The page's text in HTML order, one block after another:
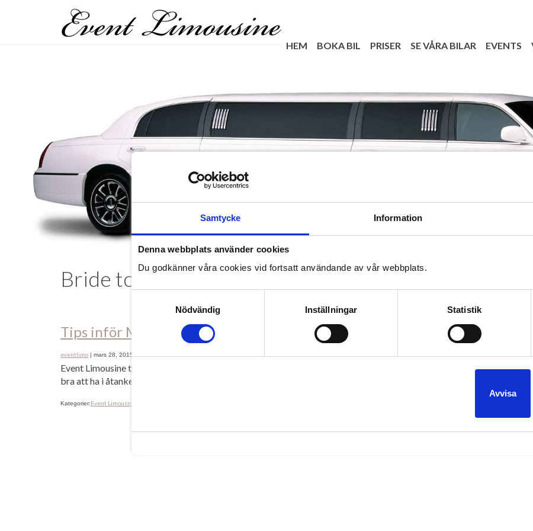
Samtycke Information
Denna webbplats använder cookies
Du godkänner våra cookies vid fortsatt användande av vår webbplats.
Nödvändig
Inställningar Statistik
Avvisa
HEM BOKA BIL PRISER SE VÅRA BILAR EVENTS
Bride to be
Tips inför Möhippan/Svensexan
eventlimo | mars 28, 2015
Event Limousine tipsar: Inte så konstigt att vi just vill tipsa om våra Limousiner som är perfekta för just Möhippa/
bra att ha i åtanke när man planerar en överrasknings Möhippa/Svensexa. Ska försöka ta upp lite här på bloggen
Kategorier:Event Limousine Malmö Lund Skåne